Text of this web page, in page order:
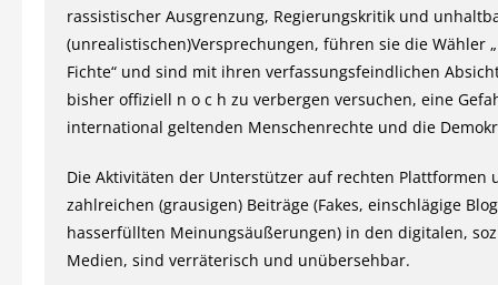
rassistischer Ausgrenzung, Regierungskritik und
(unrealistischen)Versprechungen, führen sie die Wähler
Fichte“ und sind mit ihren verfassungsfeindlichen
bisher offiziell n o c h zu verbergen versuchen, eine
international geltenden Menschenrechte und die
Die Aktivitäten der Unterstützer auf rechten Plattformen
zahlreichen (grausigen) Beiträge (Fakes, einschlägige
hasserfüllten Meinungsäußerungen) in den digitalen,
Medien, sind verräterisch und unübersehbar.